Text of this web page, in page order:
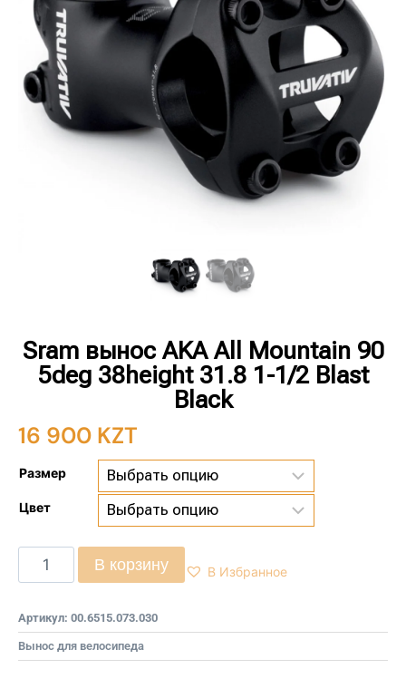
Sram вынос AKA All Mountain 90
5deg 38height 31.8 1-1/2 Blast
Black
16 900 KZT
Размер
Цвет
В корзину В Избранное
Артикул: 00.6515.073.030
Вынос для велосипеда